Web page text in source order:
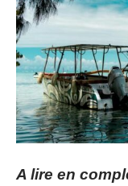
A lire en